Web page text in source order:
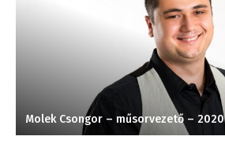
Molek Csongor – műsorvezető – 2020